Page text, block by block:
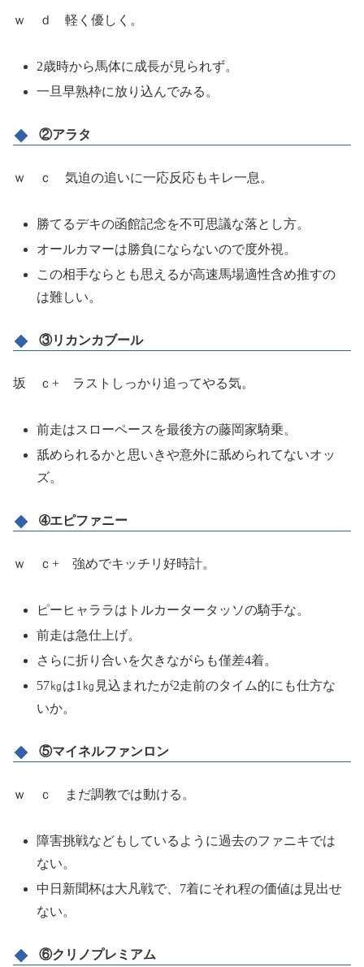
ｗ ｄ 軽く優しく。
2歳時から馬体に成長が見られず。
一旦早熟枠に放り込んでみる。
②アラタ
ｗ ｃ 気迫の追いに一応反応もキレ一息。
勝てるデキの函館記念を不可思議な落とし方。
オールカマーは勝負にならないので度外視。
この相手ならとも思えるが高速馬場適性含め推すの
は難しい。
③リカンカブール
坂 ｃ+ ラストしっかり追ってやる気。
前走はスローペースを最後方の藤岡家騎乗。
舐められるかと思いきや意外に舐められてないオッ
ズ。
➃エピファニー
ｗ ｃ+ 強めでキッチリ好時計。
ピーヒャララはトルカータータッソの騎手な。
前走は急仕上げ。
さらに折り合いを欠きながらも僅差4着。
57㎏は1㎏見込まれたが2走前のタイム的にも仕方な
いか。
⑤マイネルファンロン
ｗ ｃ まだ調教では動ける。
障害挑戦などもしているように過去のファニキでは
ない。
中日新聞杯は大凡戦で、7着にそれ程の価値は見出せ
ない。
⑥クリノプレミアム